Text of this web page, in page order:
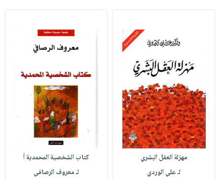
مهزلة العقل البشري
لـ علي الوردي
كتاب الشخصية المحمدية أ
لـ معروف الرصافي